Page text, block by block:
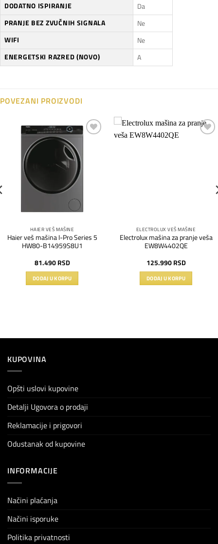
DODATNO ISPIRANJE
Da
PRANJE BEZ ZVUČNIH SIGNALA
Ne
WIFI
Ne
ENERGETSKI RAZRED (NOVO)
A
POVEZANI PROIZVODI
HAIER VEŠ MAŠINE
Haier veš mašina I-Pro Series 5
HW80-B14959S8U1
81.490 RSD
DODAJ U KORPU
ELECTROLUX VEŠ MAŠINE
Electrolux mašina za pranje veša
EW8W4402QE
125.990 RSD
DODAJ U KORPU
KUPOVINA
Opšti uslovi kupovine
Detalji Ugovora o prodaji
Reklamacije i prigovori
Odustanak od kupovine
INFORMACIJE
Načini plaćanja
Načini isporuke
Politika privatnosti